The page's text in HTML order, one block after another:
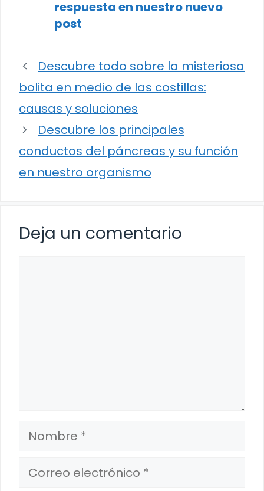
respuesta en nuestro nuevo
post
Descubre todo sobre la misteriosa
bolita en medio de las costillas:
causas y soluciones
Descubre los principales
conductos del páncreas y su función
en nuestro organismo
Deja un comentario
Nombre
Correo
electrónico